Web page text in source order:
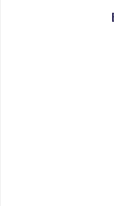
Ремонт
Ремонт
Ремонт
Ремонт
Ремонт
Ремонт
Ремонт
Ремонт
Ремонт